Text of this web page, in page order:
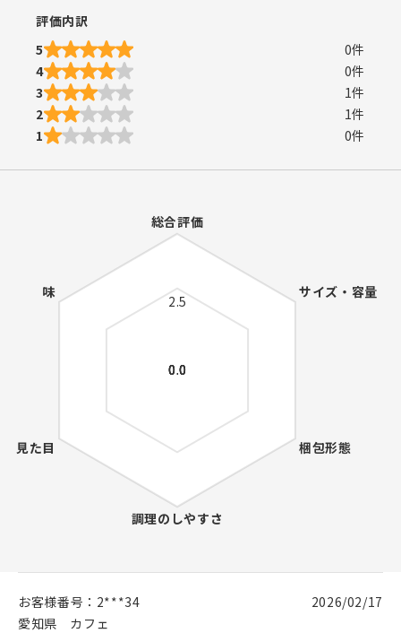
評価内訳
5
0件
4
0件
3
1件
2
1件
1
0件
お客様番号： 2***34
愛知県
カフェ
2026/02/17